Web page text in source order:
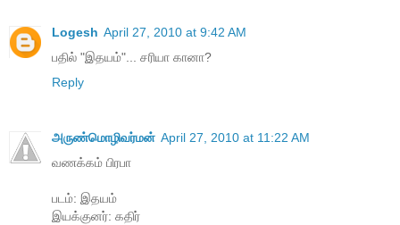
Logesh April 27, 2010 at 9:42 AM
பதில் "இதயம்"... சரியா கானா?
Reply
அருண்மொழிவர்மன் April 27, 2010 at 11:22 AM
வணக்கம் பிரபா
படம்: இதயம்
இயக்குனர்: கதிர்